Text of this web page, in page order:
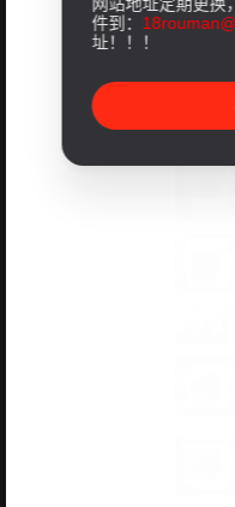
件到：
址！！！